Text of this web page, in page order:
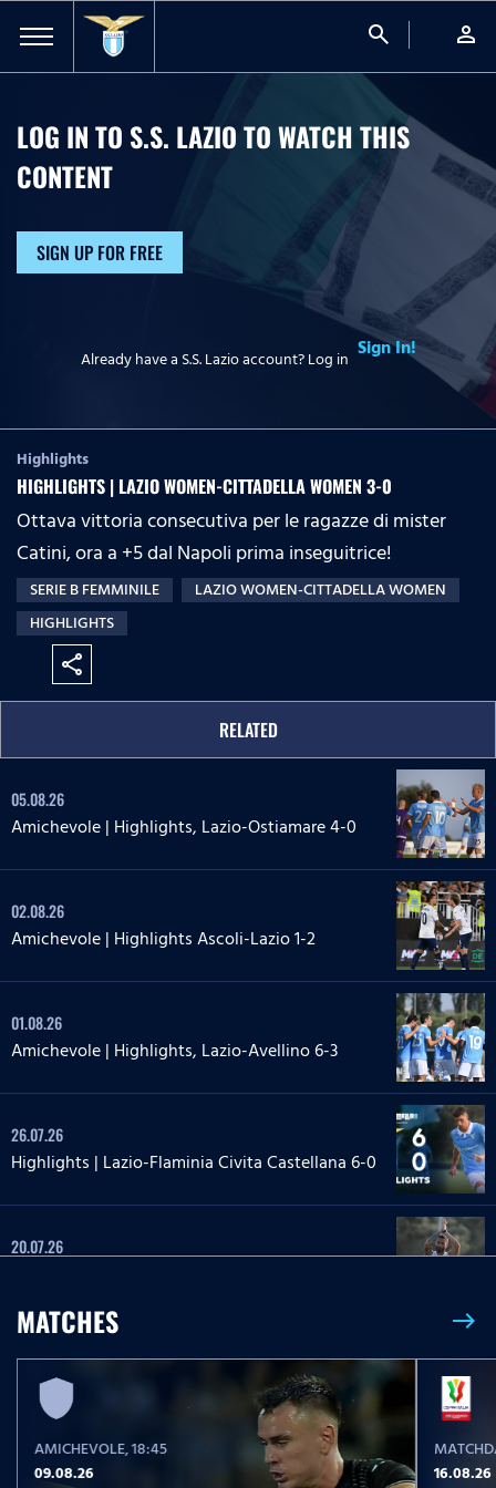
search person
LOG IN TO S.S. LAZIO TO WATCHTHIS
CONTENT
SIGN UP FOR FREE
Already have a S.S. Lazio account? Log in Sign In!
Highlights
HIGHLIGHTS | LAZIO WOMEN-CITTADELLA WOMEN 3-0
Ottava vittoria consecutiva per le ragazze di mister
Catini, ora a +5 dal Napoli prima inseguitrice!
SERIE B FEMMINILE
LAZIO WOMEN-CITTADELLA WOMEN
HIGHLIGHTS
share
RELATED
05.08.26
Amichevole | Highlights, Lazio-Ostiamare 4-0
02.08.26
Amichevole | Highlights Ascoli-Lazio 1-2
01.08.26
Amichevole | Highlights, Lazio-Avellino 6-3
26.07.26
Highlights | Lazio-Flaminia Civita Castellana 6-0
20.07.26
24.05.26
Highlights Serie A Enilive | Lazio-Pisa 2-1
17.05.26
MATCHES east
AMICHEVOLE, 18:45
09.08.26
16.08.26